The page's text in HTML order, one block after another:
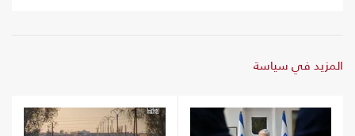
المزيد في سياسة